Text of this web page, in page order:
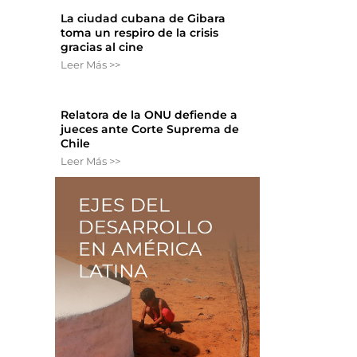
La ciudad cubana de Gibara
toma un respiro de la crisis
gracias al cine
Leer Más >>
Relatora de la ONU defiende a
jueces ante Corte Suprema de
Chile
Leer Más >>